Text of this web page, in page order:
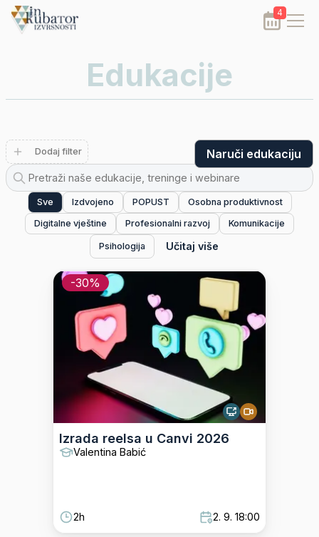
4
Edukacije
Naruči edukaciju
Dodaj filter
Sve Izdvojeno POPUST
Osobna produktivnost
Digitalne vještine
Profesionalni razvoj Komunikacije
Psihologija Učitaj više
-30%
Izrada reelsa u Canvi 2026
Valentina Babić
2h 2. 9. 18:00